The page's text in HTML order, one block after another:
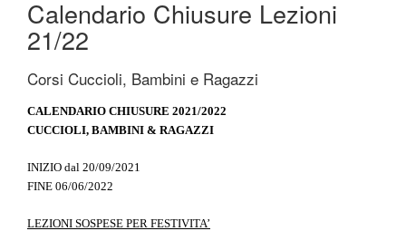
Calendario Chiusure Lezioni
21/22
Corsi Cuccioli, Bambini e Ragazzi
CALENDARIO CHIUSURE 2021/2022
CUCCIOLI, BAMBINI & RAGAZZI
INIZIO dal 20/09/2021
FINE 06/06/2022
LEZIONI SOSPESE PER FESTIVITA’